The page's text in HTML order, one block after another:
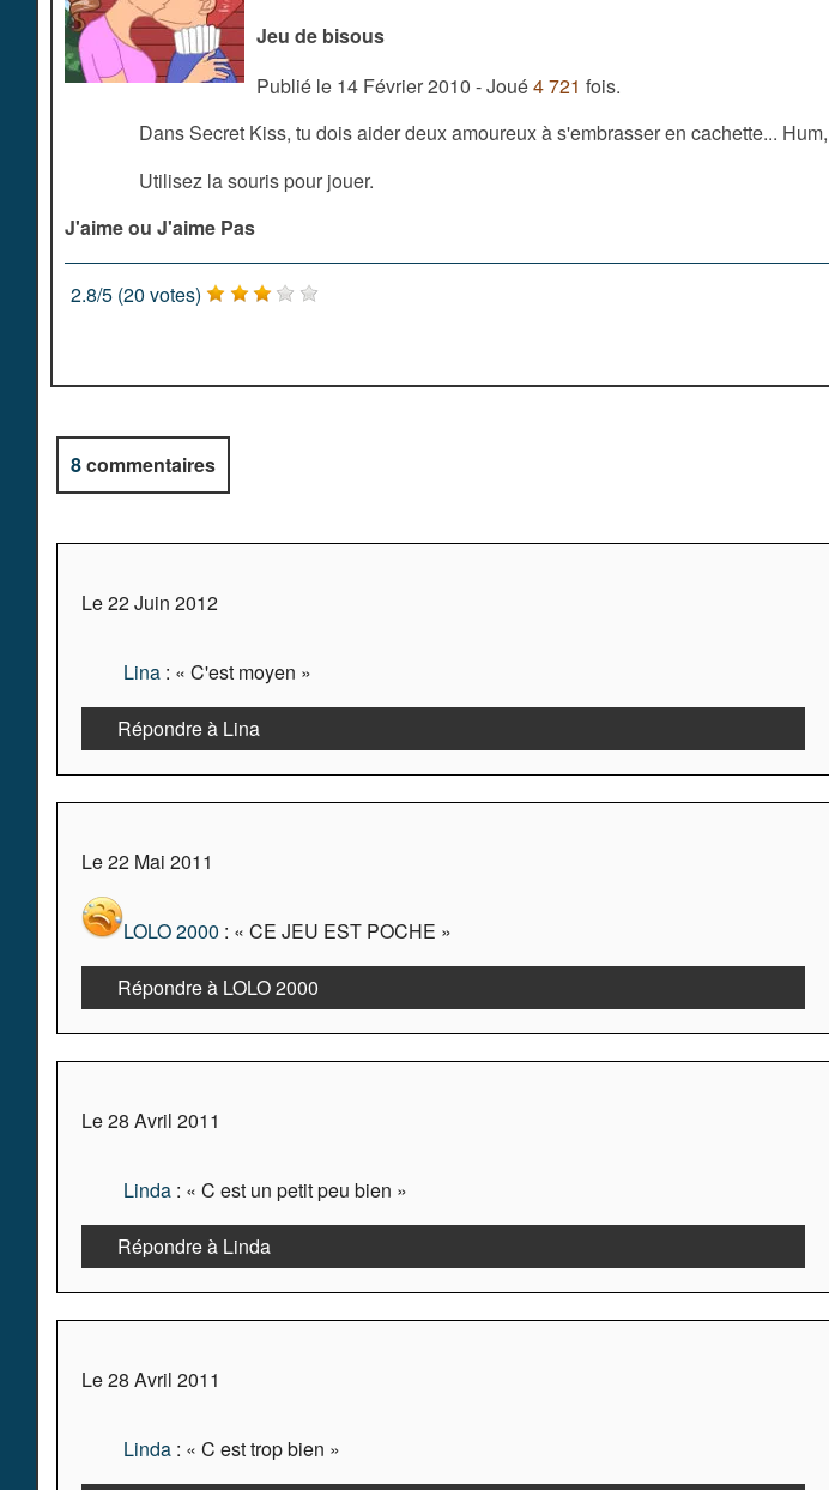
Jeu de bisous
Publié le 14 Février 2010 - Joué4 721 fois.
Dans Secret Kiss, tu dois aider deux amoureux à s'embrasser en cachette...
Utilisez la souris pour jouer.
J'aime ou J'aime Pas
2.8/5 (20 votes)
8commentaires
Le 22 Juin 2012
Lina : « C'est moyen »
Répondre à Lina
Le 22 Mai 2011
LOLO 2000 : « CE JEU EST POCHE »
Répondre à LOLO 2000
Le 28 Avril 2011
Linda : « C est un petit peu bien »
Répondre à Linda
Le 28 Avril 2011
Linda : « C est trop bien »